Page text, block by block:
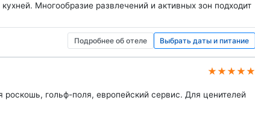
Многообразие развлечений и активных зон подходит
Подробнее об отеле Выбрать даты и питание
★★★★★
роскошь, гольф-поля, европейский сервис. Для ценителей